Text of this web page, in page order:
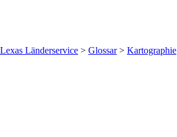
Lexas Länderservice > Glossar> Kartographie